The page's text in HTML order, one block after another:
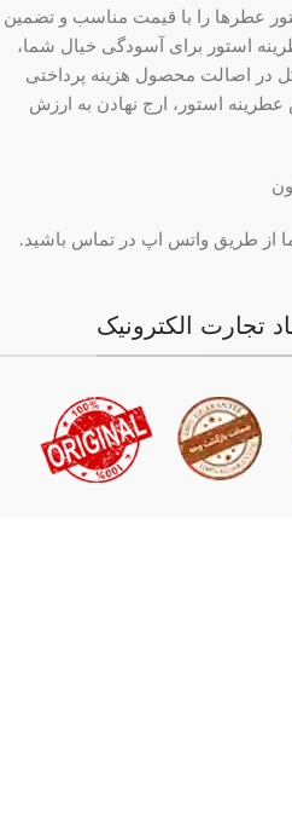
عطرها را با قیمت مناسب و تضمین
استور برای آسودگی خیال شما،
اصالت محصول هزینه پرداختی
عطرینه استور، ارج نهادن به ارزش
از طریق واتس اپ در تماس باشید.
تجارت الکترونیک